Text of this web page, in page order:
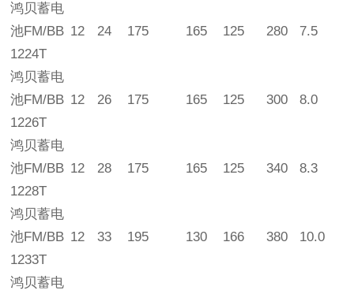
鸿贝蓄电
池FM/BB
1224T
12 24 175 165 125 280 7.5
鸿贝蓄电
池FM/BB
1226T
12 26 175 165 125 300 8.0
鸿贝蓄电
池FM/BB
1228T
12 28 175 165 125 340 8.3
鸿贝蓄电
池FM/BB
1233T
12 33 195 130 166 380 10.0
鸿贝蓄电